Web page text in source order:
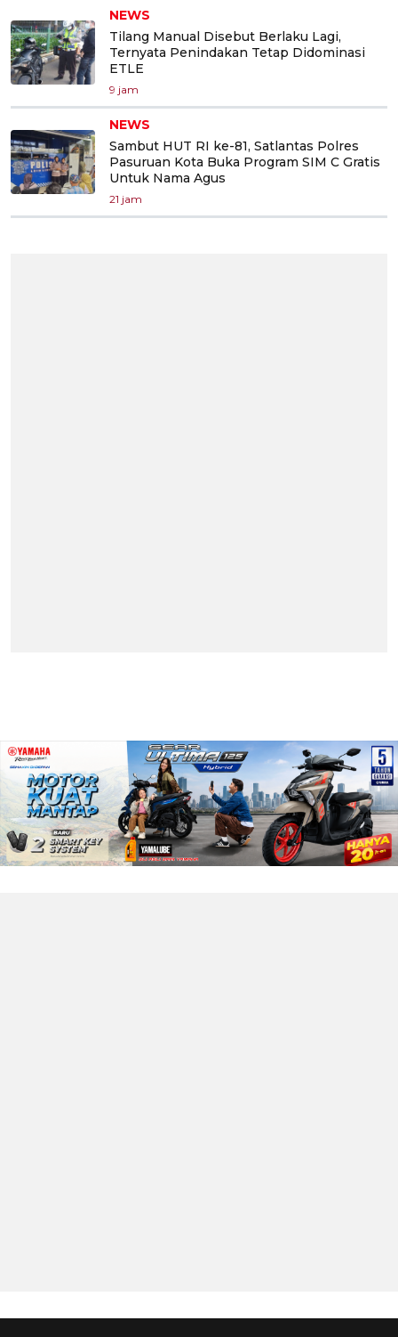
NEWS
Tilang Manual Disebut Berlaku Lagi,
Ternyata Penindakan Tetap Didominasi
ETLE
9 jam
NEWS
Sambut HUT RI ke-81, Satlantas Polres
Pasuruan Kota Buka Program SIM C Gratis
Untuk Nama Agus
21 jam